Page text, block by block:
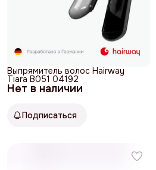
Нет в наличии
Выпрямитель волос Hairway
Tiara B051 04192
Подписаться